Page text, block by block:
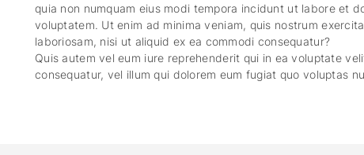
quia non numquam eius modi tempora incidunt ut labore et
voluptatem. Ut enim ad minima veniam, quis nostrum
laboriosam, nisi ut aliquid ex ea commodi consequatur?
Quis autem vel eum iure reprehenderit qui in ea voluptate
consequatur, vel illum qui dolorem eum fugiat quo voluptas